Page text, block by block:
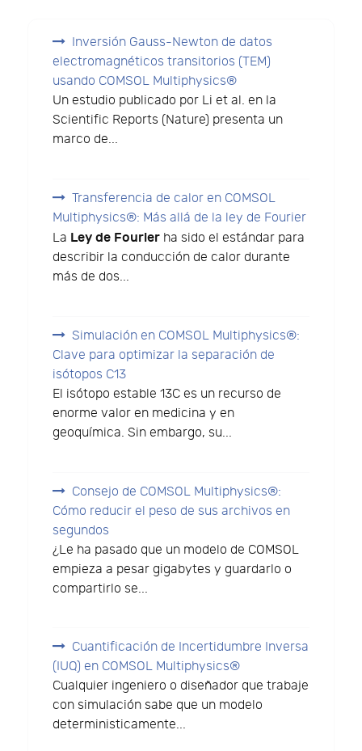
Inversión Gauss-Newton de datos
electromagnéticos transitorios (TEM)
usando COMSOL Multiphysics®
Un estudio publicado por Li et al. en la
Scientific Reports (Nature) presenta un
marco de...
Transferencia de calor en COMSOL
Multiphysics®: Más allá de la ley de Fourier
La Ley de Fourier ha sido el estándar para
describir la conducción de calor durante
más de dos...
Simulación en COMSOL Multiphysics®:
Clave para optimizar la separación de
isótopos C13
El isótopo estable 13C es un recurso de
enorme valor en medicina y en
geoquímica. Sin embargo, su...
Consejo de COMSOL Multiphysics®:
Cómo reducir el peso de sus archivos en
segundos
¿Le ha pasado que un modelo de COMSOL
empieza a pesar gigabytes y guardarlo o
compartirlo se...
Cuantificación de Incertidumbre Inversa
(IUQ) en COMSOL Multiphysics®
Cualquier ingeniero o diseñador que trabaje
con simulación sabe que un modelo
deterministicamente...